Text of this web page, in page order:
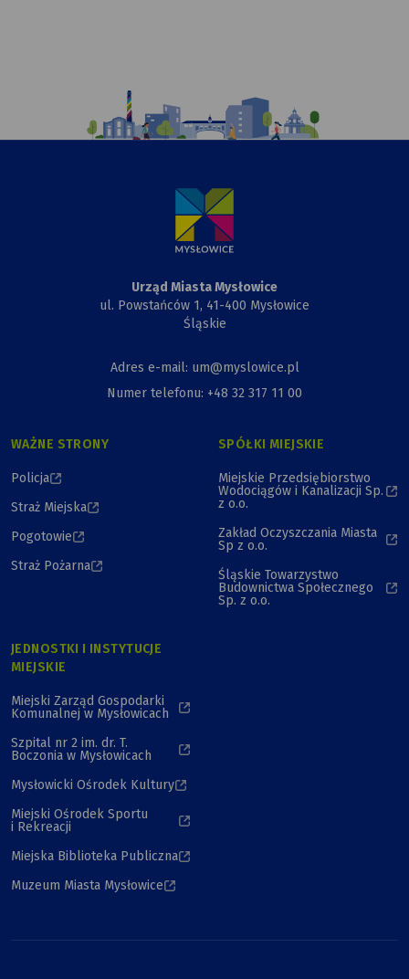
rysunek
Urząd Miasta Mysłowice
ul. Powstańców 1, 41-400 Mysłowice
Śląskie
Adres e-mail: um@myslowice.pl
Numer telefonu: +48 32 317 11 00
WAŻNE STRONY
Policja
Straż Miejska
Pogotowie
Straż Pożarna
SPÓŁKI MIEJSKIE
Miejskie Przedsiębiorstwo
Wodociągów i Kanalizacji Sp.
z o.o.
Zakład Oczyszczania Miasta
Sp z o.o.
Śląskie Towarzystwo
Budownictwa Społecznego
Sp. z o.o.
JEDNOSTKI I INSTYTUCJE
MIEJSKIE
Miejski Zarząd Gospodarki
Komunalnej w Mysłowicach
Szpital nr 2 im. dr. T.
Boczonia w Mysłowicach
Mysłowicki Ośrodek Kultury
Miejski Ośrodek Sportu
i Rekreacji
Miejska Biblioteka Publiczna
Muzeum Miasta Mysłowice